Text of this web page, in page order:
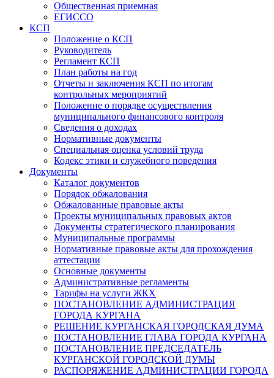
Общественная приемная
ЕГИССО
КСП
Положение о КСП
Руководитель
Регламент КСП
План работы на год
Отчеты и заключения КСП по итогам
контрольных мероприятий
Положение о порядке осуществления
муниципального финансового контроля
Сведения о доходах
Нормативные документы
Специальная оценка условий труда
Кодекс этики и служебного поведения
Документы
Каталог документов
Порядок обжалования
Обжалованные правовые акты
Проекты муниципальных правовых актов
Документы стратегического планирования
Муниципальные программы
Нормативные правовые акты для прохождения
аттестации
Основные документы
Административные регламенты
Тарифы на услуги ЖКХ
ПОСТАНОВЛЕНИЕ АДМИНИСТРАЦИЯ
ГОРОДА КУРГАНА
РЕШЕНИЕ КУРГАНСКАЯ ГОРОДСКАЯ ДУМА
ПОСТАНОВЛЕНИЕ ГЛАВА ГОРОДА КУРГАНА
ПОСТАНОВЛЕНИЕ ПРЕДСЕДАТЕЛЬ
КУРГАНСКОЙ ГОРОДСКОЙ ДУМЫ
РАСПОРЯЖЕНИЕ АДМИНИСТРАЦИИ ГОРОДА